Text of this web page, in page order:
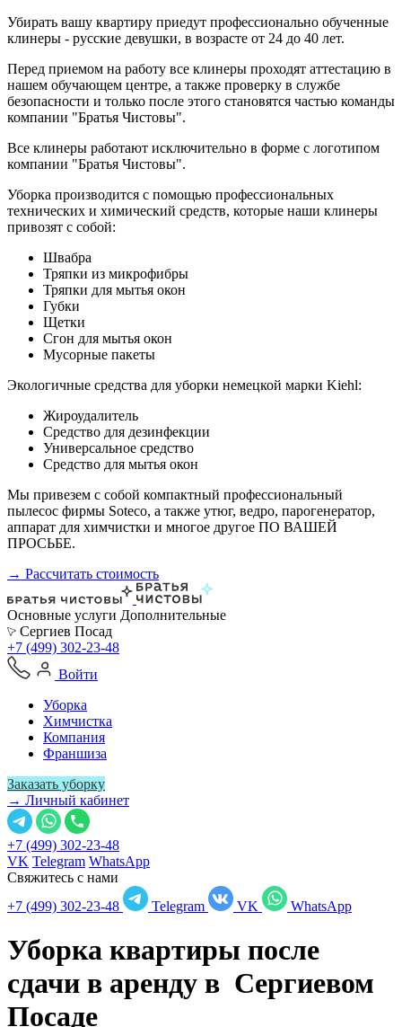
Убирать вашу квартиру приедут профессионально обученные
клинеры - русские девушки, в возрасте от 24 до 40 лет.
Перед приемом на работу все клинеры проходят аттестацию в
нашем обучающем центре, а также проверку в службе
безопасности и только после этого становятся частью команды
компании "Братья Чистовы".
Все клинеры работают исключительно в форме с логотипом
компании "Братья Чистовы".
Уборка производится с помощью профессиональных
технических и химический средств, которые наши клинеры
привозят с собой:
Швабра
Тряпки из микрофибры
Тряпки для мытья окон
Губки
Щетки
Сгон для мытья окон
Мусорные пакеты
Экологичные средства для уборки немецкой марки Kiehl:
Жироудалитель
Средство для дезинфекции
Универсальное средство
Средство для мытья окон
Мы привезем с собой компактный профессиональный
пылесос фирмы Soteco, а также утюг, ведро, парогенератор,
аппарат для химчистки и многое другое ПО ВАШЕЙ
ПРОСЬБЕ.
→ Рассчитать стоимость
Основные услуги Дополнительные
Сергиев Посад
+7 (499) 302-23-48
Войти
Уборка
Химчистка
Компания
Франшиза
Заказать уборку
→ Личный кабинет
+7 (499) 302-23-48
VK Telegram WhatsApp
Свяжитесь с нами
+7 (499) 302-23-48
Telegram VK WhatsApp
Уборка квартиры после
сдачи в аренду в Сергиевом
Посаде